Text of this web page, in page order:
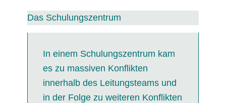
Das Schulungszentrum
In einem Schulungszentrum kam
es zu massiven Konflikten
innerhalb des Leitungsteams und
in der Folge zu weiteren Konflikten